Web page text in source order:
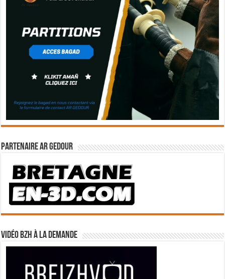
Partenaire Ar Gedour
Vidéo BZH à la demande